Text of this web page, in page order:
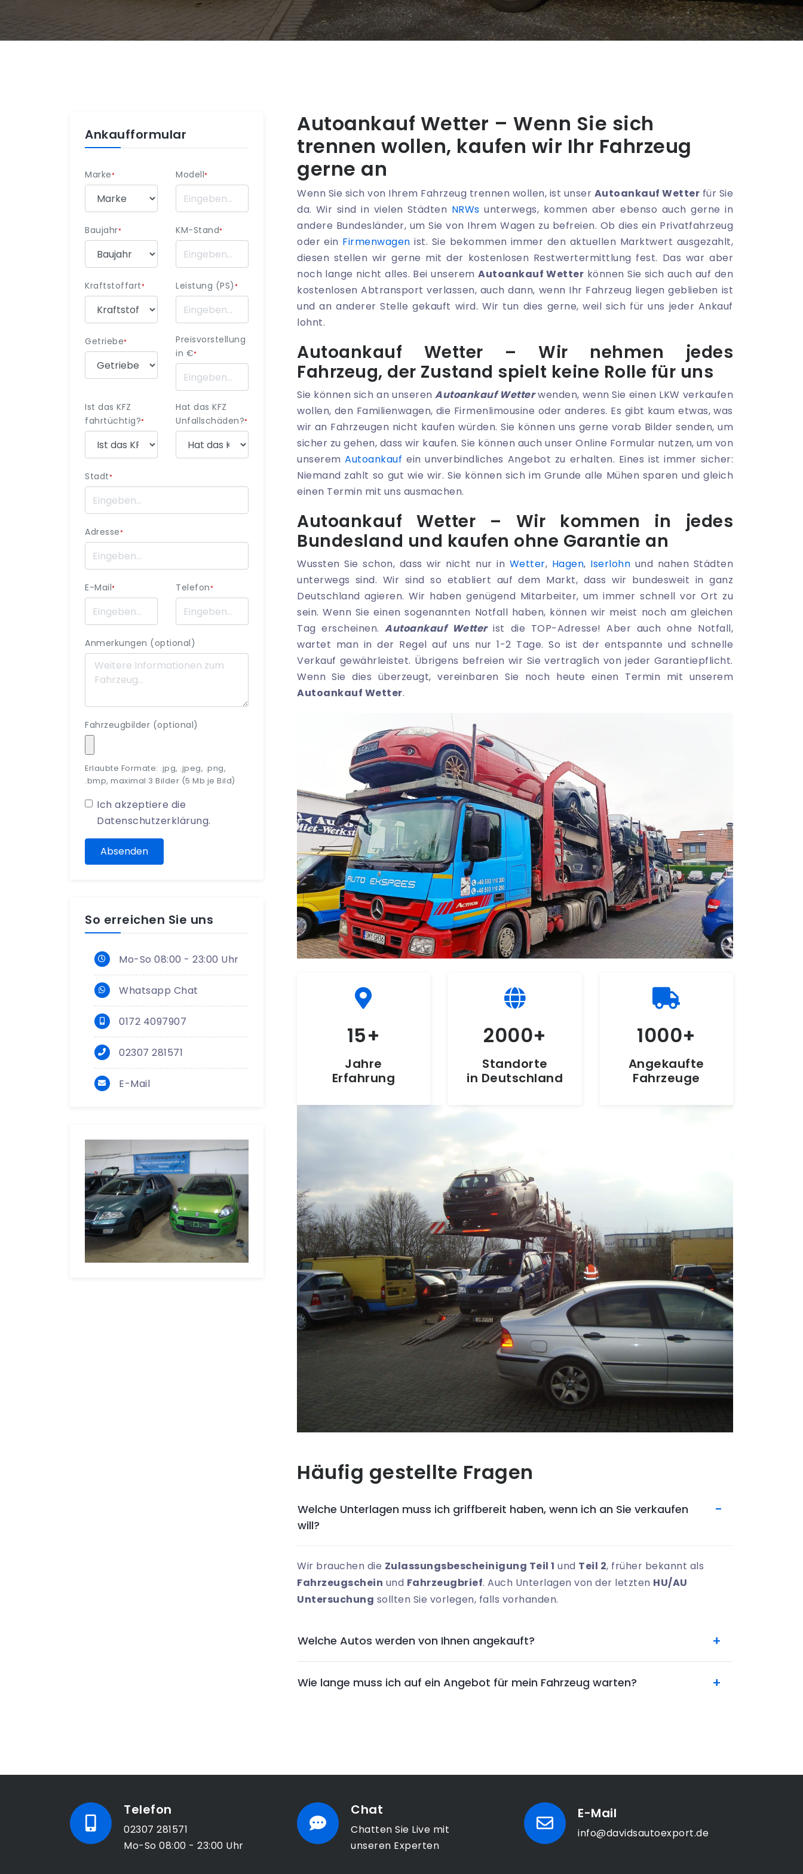
Ankaufformular
Marke* Modell*
Baujahr* KM-Stand*
Kraftstoffart* Leistung (PS) *
Getriebe*
Preisvorstellung
in €*
Ist das KFZ
fahrtüchtig?*
Hat das KFZ
Unfallschäden?*
Stadt*
Adresse*
E-Mail* Telefon*
Anmerkungen (optional)
Fahrzeugbilder (optional)
Erlaubte Formate: .jpg, .jpeg, .png,
.bmp, maximal 3 Bilder (5 Mb je Bild)
Ich akzeptiere die
Datenschutzerklärung.
Absenden
So erreichen Sie uns
Mo-So 08:00 - 23:00 Uhr
Whatsapp Chat
0172 4097907
02307 281571
E-Mail
Autoankauf Wetter – Wenn Sie sich
trennen wollen, kaufen wir Ihr Fahrzeug
gerne an
Wenn Sie sich von Ihrem Fahrzeug trennen wollen, ist unser Autoankauf Wetter für Sie
da. Wir sind in vielen Städten NRWs unterwegs, kommen aber ebenso auch gerne in
andere Bundesländer, um Sie von Ihrem Wagen zu befreien. Ob dies ein Privatfahrzeug
oder ein Firmenwagen ist. Sie bekommen immer den aktuellen Marktwert ausgezahlt,
diesen stellen wir gerne mit der kostenlosen Restwertermittlung fest. Das war aber
noch lange nicht alles. Bei unseremAutoankauf Wetter können Sie sich auch auf den
kostenlosen Abtransport verlassen, auch dann, wenn Ihr Fahrzeug liegen geblieben ist
und an anderer Stelle gekauft wird. Wir tun dies gerne, weil sich für uns jeder Ankauf
lohnt.
Autoankauf Wetter – Wir nehmen jedes
Fahrzeug, der Zustand spielt keine Rolle für uns
Sie können sich an unserenAutoankauf Wetterwenden, wenn Sie einen LKW verkaufen
wollen, den Familienwagen, die Firmenlimousine oder anderes. Es gibt kaum etwas, was
wir an Fahrzeugen nicht kaufen würden. Sie können uns gerne vorab Bilder senden, um
sicher zu gehen, dass wir kaufen. Sie können auch unser Online Formular nutzen, um von
unseremAutoankauf ein unverbindliches Angebot zu erhalten. Eines ist immer sicher:
Niemand zahlt so gut wie wir. Sie können sich im Grunde alle Mühen sparen und gleich
einen Termin mit uns ausmachen.
Autoankauf Wetter – Wir kommen in jedes
Bundesland und kaufen ohne Garantie an
Wussten Sie schon, dass wir nicht nur in Wetter, Hagen, Iserlohn und nahen Städten
unterwegs sind. Wir sind so etabliert auf dem Markt, dass wir bundesweit in ganz
Deutschland agieren. Wir haben genügend Mitarbeiter, um immer schnell vor Ort zu
sein. Wenn Sie einen sogenannten Notfall haben, können wir meist noch am gleichen
Tag erscheinen.Autoankauf Wetterist die TOP-Adresse! Aber auch ohne Notfall,
wartet man in der Regel auf uns nur 1-2 Tage. So ist der entspannte und schnelle
Verkauf gewährleistet. Übrigens befreien wir Sie vertraglich von jeder Garantiepflicht.
Wenn Sie dies überzeugt, vereinbaren Sie noch heute einen Termin mit unserem
Autoankauf Wetter.
15
Jahre
Erfahrung
2000
Standorte
in Deutschland
1000
Angekaufte
Fahrzeuge
Häufig gestellte Fragen
Welche Unterlagen muss ich griffbereit haben, wenn ich an Sie verkaufen
will?
Wir brauchen die Zulassungsbescheinigung Teil 1 und Teil 2, früher bekannt als
Fahrzeugschein und Fahrzeugbrief. Auch Unterlagen von der letzten HU/AU
Untersuchung sollten Sie vorlegen, falls vorhanden.
Welche Autos werden von Ihnen angekauft?
Wie lange muss ich auf ein Angebot für mein Fahrzeug warten?
Telefon
02307 281571
Mo-So 08:00 - 23:00 Uhr
Chat
Chatten Sie Live mit
unseren Experten
E-Mail
info@davidsautoexport.de